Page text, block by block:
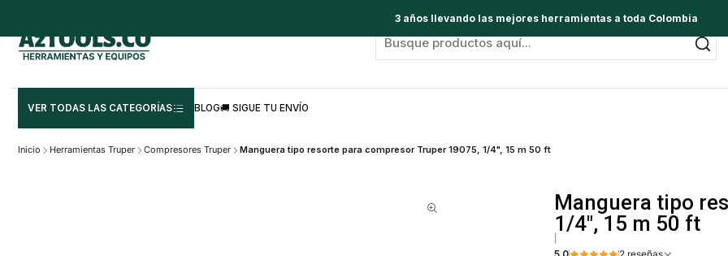
VER TODAS LAS CATEGORÍAS BLOG🚚 SIGUE TU ENVÍO
3 años llevando las mejores herramientas a toda Colombia
Inicio Herramientas Truper Compresores Truper Manguera tipo resorte para compresor Truper 19075, 1/4", 15 m 50 ft
Manguera tipo
1/4", 15 m 50 ft